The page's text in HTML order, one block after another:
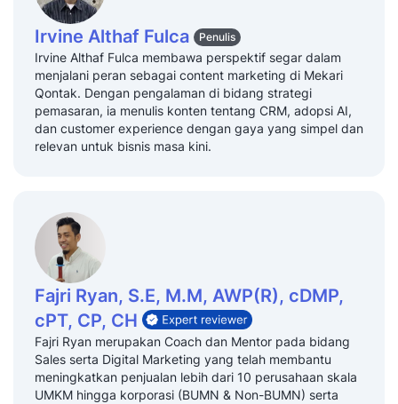
Irvine Althaf Fulca Penulis
Irvine Althaf Fulca membawa perspektif segar dalam
menjalani peran sebagai content marketing di Mekari
Qontak. Dengan pengalaman di bidang strategi
pemasaran, ia menulis konten tentang CRM, adopsi AI,
dan customer experience dengan gaya yang simpel dan
relevan untuk bisnis masa kini.
Fajri Ryan, S.E, M.M, AWP(R), cDMP,
cPT, CP, CH
Fajri Ryan merupakan Coach dan Mentor pada bidang
Sales serta Digital Marketing yang telah membantu
meningkatkan penjualan lebih dari 10 perusahaan skala
UMKM hingga korporasi (BUMN & Non-BUMN) serta